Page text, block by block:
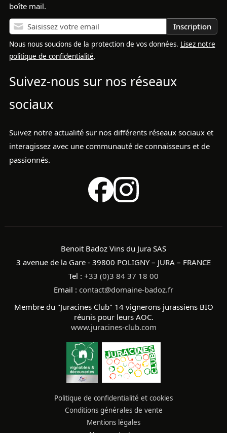
boîte mail.
Inscription
Nous nous soucions de la protection de vos données. Lisez notre
politique de confidentialité.
Suivez-nous sur nos réseaux
sociaux
Suivez notre actualité sur nos différents réseaux sociaux et
interagissez avec une communauté de connaisseurs et de
passionnés.
Benoit Badoz Vins du Jura SAS
3 avenue de la Gare - 39800 POLIGNY – JURA – FRANCE
Tel : +33 (0)3 84 37 18 00
Email : contact@domaine-badoz.fr
Membre du "Juracines Club" 14 vignerons jurassiens BIO
réunis pour leurs AOC.
www.juracines-club.com
Politique de confidentialité et cookies
Conditions générales de vente
Mentions légales